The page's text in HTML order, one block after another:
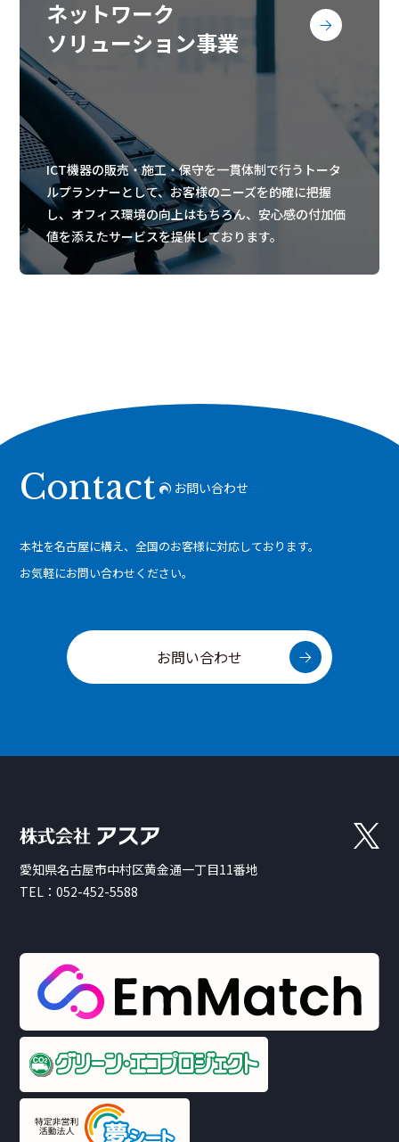
ネットワーク
ソリューション事業
ICT機器の販売・施工・保守を一貫体制で行うトータ
ルプランナーとして、お客様のニーズを的確に把握
し、オフィス環境の向上はもちろん、安心感の付加価
値を添えたサービスを提供しております。
Contact お問い合わせ
本社を名古屋に構え、全国のお客様に対応しております。
お気軽にお問い合わせください。
お問い合わせ
愛知県名古屋市中村区黄金通一丁目11番地
TEL：052-452-5588